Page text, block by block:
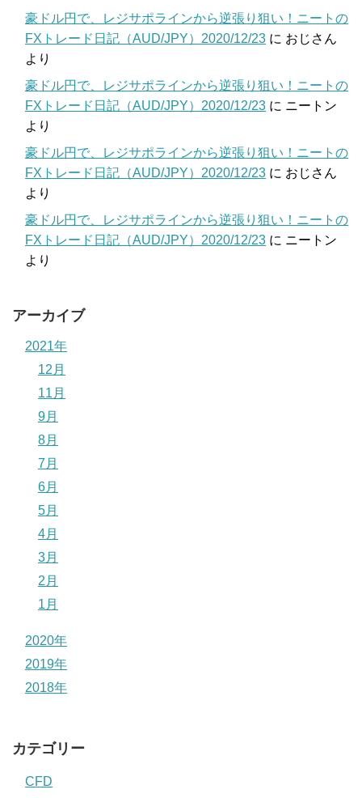
豪ドル円で、レジサポラインから逆張り狙い！ニートの
FXトレード日記（AUD/JPY）2020/12/23 に おじさん
より
豪ドル円で、レジサポラインから逆張り狙い！ニートの
FXトレード日記（AUD/JPY）2020/12/23 に ニートン
より
豪ドル円で、レジサポラインから逆張り狙い！ニートの
FXトレード日記（AUD/JPY）2020/12/23 に おじさん
より
豪ドル円で、レジサポラインから逆張り狙い！ニートの
FXトレード日記（AUD/JPY）2020/12/23 に ニートン
より
アーカイブ
2021年
12月
11月
9月
8月
7月
6月
5月
4月
3月
2月
1月
2020年
2019年
2018年
カテゴリー
CFD